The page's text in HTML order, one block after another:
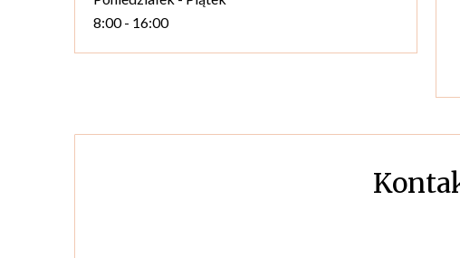
8:00 - 16:00